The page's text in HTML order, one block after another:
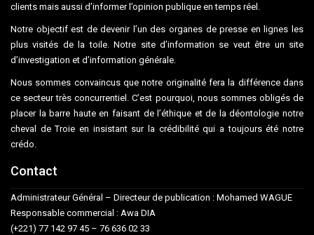
clients mais aussi d’informer l’opinion publique en temps réel.
Notre objectif est de devenir l’un des organes de presse en lignes les
plus visités de la toile. Notre site d’information se veut être un site
d’investigation et d’information générale.
Nous sommes convaincus que notre originalité fera la différence dans
ce secteur très concurrentiel. C’est pourquoi, nous sommes obligés de
placer la barre haute en faisant de l’éthique et de la déontologie notre
cheval de Troie en insistant sur la crédibilité qui a toujours été notre
crédo.
Contact
Administrateur Général – Directeur de publication : Mohamed WAGUE
Responsable commercial : Awa DIA
(+221) 77 142 97 45 – 76 636 02 33